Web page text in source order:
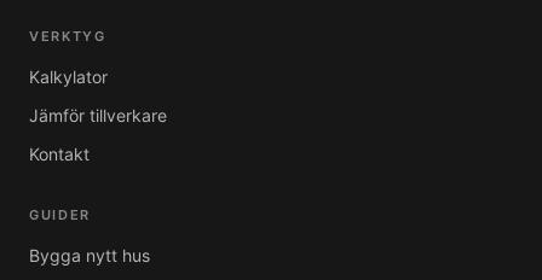
VERKTYG
Kalkylator
Jämför tillverkare
Kontakt
GUIDER
Bygga nytt hus